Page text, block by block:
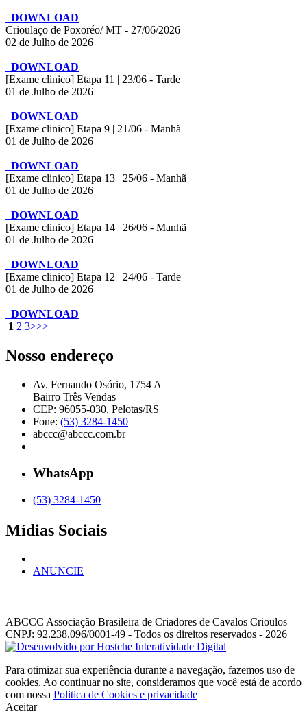
DOWNLOAD
Crioulaço de Poxoréo/ MT - 27/06/2026
02 de Julho de 2026
DOWNLOAD
[Exame clinico] Etapa 11 | 23/06 - Tarde
01 de Julho de 2026
DOWNLOAD
[Exame clinico] Etapa 9 | 21/06 - Manhã
01 de Julho de 2026
DOWNLOAD
[Exame clinico] Etapa 13 | 25/06 - Manhã
01 de Julho de 2026
DOWNLOAD
[Exame clinico] Etapa 14 | 26/06 - Manhã
01 de Julho de 2026
DOWNLOAD
[Exame clinico] Etapa 12 | 24/06 - Tarde
01 de Julho de 2026
DOWNLOAD
1 2 3>>>
Nosso endereço
Av. Fernando Osório, 1754 A
Bairro Três Vendas
CEP: 96055-030, Pelotas/RS
Fone: (53) 3284-1450
abccc@abccc.com.br
WhatsApp
(53) 3284-1450
Mídias Sociais
ANUNCIE
ABCCC Associação Brasileira de Criadores de Cavalos Crioulos |
CNPJ: 92.238.096/0001-49 - Todos os direitos reservados - 2026
Para otimizar sua experiência durante a navegação, fazemos uso de
cookies. Ao continuar no site, consideramos que você está de acordo
com nossa Politica de Cookies e privacidade
Aceitar